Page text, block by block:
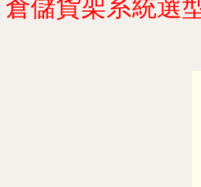
倉儲貨架系統選